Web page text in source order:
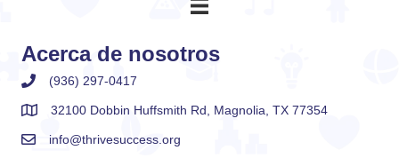
Acerca de nosotros
(936) 297-0417
32100 Dobbin Huffsmith Rd, Magnolia, TX 77354
info@thrivesuccess.org